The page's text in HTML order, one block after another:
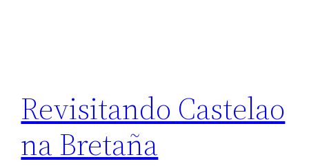
Revisitando Castelao
na Bretaña